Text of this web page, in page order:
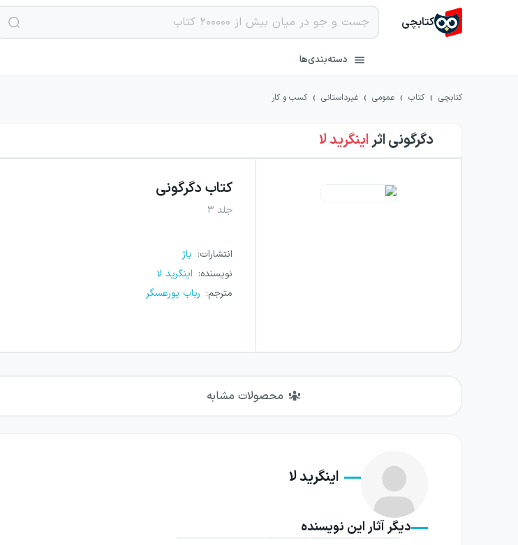
کتابچی
دسته‌بندی‌ها
کتابچی › کتاب › عمومی › غیرداستانی › کسب و کار
دگرگونیاثراینگرید لا
کتاب دگرگونی
جلد ۳
انتشارات: باژ
نویسنده: اینگرید لا
مترجم: رباب پورعسگر
محصولات مشابه
اینگرید لا
دیگر آثار این نویسنده